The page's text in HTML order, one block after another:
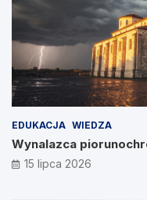
EDUKACJA WIEDZA
Wynalazca
15 lipca 2026